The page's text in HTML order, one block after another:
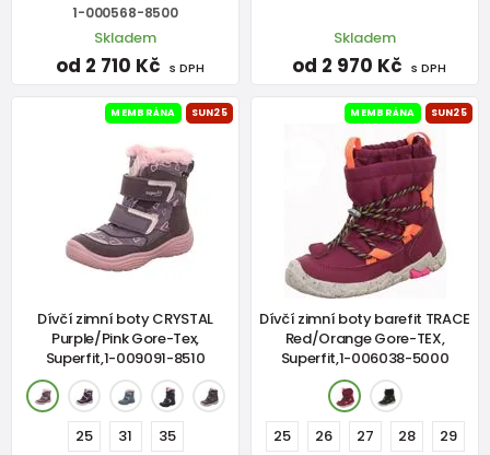
1-000568-8500
Skladem
od 2 710 Kč s DPH
Skladem
od 2 970 Kč s DPH
MEMBRÁNA SUN25
Dívčí zimní boty CRYSTAL
Purple/Pink Gore-Tex,
Superfit,1-009091-8510
25 31 35
MEMBRÁNA SUN25
Dívčí zimní boty barefit TRACE
Red/Orange Gore-TEX,
Superfit,1-006038-5000
25 26 27 28
29